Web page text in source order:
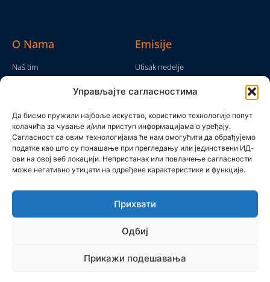
Управљајте сагласностима
Да бисмо пружили најбоље искуство, користимо технологије попут
колачића за чување и/или приступ информацијама о уређају.
Сагласност са овим технологијама ће нам омогућити да обрађујемо
податке као што су понашање при прегледању или јединствени ИД-
ови на овој веб локацији. Непристанак или повлачење сагласности
може негативно утицати на одређене карактеристике и функције.
Прихвати
Одбиј
Прикажи подешавања
O Nama
Naš tim
Politika privatnosti
Kontakt
Emisije
Utisak nedelje
Moram da kažem
Brojke i bajke
Ostale emisije
Pronađite nas
Produkcijska grupa Mreža 2025 © All rights reserved